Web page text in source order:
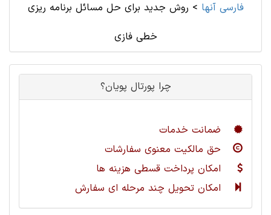
فارسی آنها > روش جدید برای حل مسائل برنامه ریزی
خطی فازی
چرا پورتال پویان؟
ضمانت خدمات
حق مالکیت معنوی سفارشات
امکان پرداخت قسطی هزینه ها
امکان تحویل چند مرحله ای سفارش